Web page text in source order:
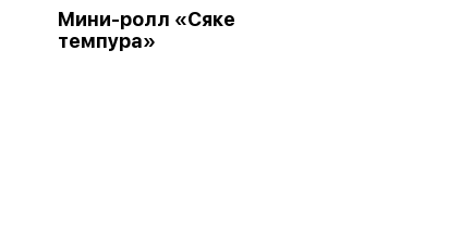
Мини-ролл «Сяке
темпура»